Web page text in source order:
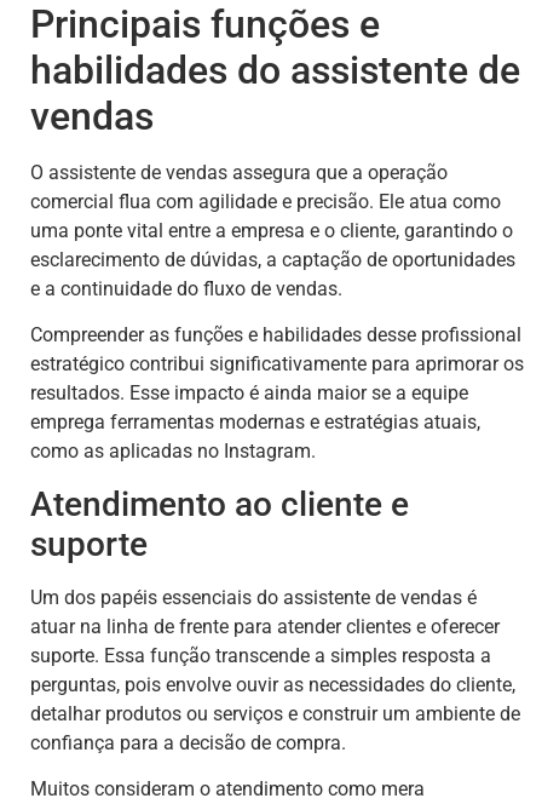
Principais funções e
habilidades do assistente de
vendas
O assistente de vendas assegura que a operação
comercial flua com agilidade e precisão. Ele atua como
uma ponte vital entre a empresa e o cliente, garantindo o
esclarecimento de dúvidas, a captação de oportunidades
e a continuidade do fluxo de vendas.
Compreender as funções e habilidades desse profissional
estratégico contribui significativamente para aprimorar os
resultados. Esse impacto é ainda maior se a equipe
emprega ferramentas modernas e estratégias atuais,
como as aplicadas no Instagram.
Atendimento ao cliente e
suporte
Um dos papéis essenciais do assistente de vendas é
atuar na linha de frente para atender clientes e oferecer
suporte. Essa função transcende a simples resposta a
perguntas, pois envolve ouvir as necessidades do cliente,
detalhar produtos ou serviços e construir um ambiente de
confiança para a decisão de compra.
Muitos consideram o atendimento como mera